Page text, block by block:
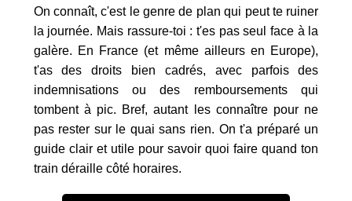
On connaît, c'est le genre de plan qui peut te ruiner
la journée. Mais rassure-toi : t'es pas seul face à la
galère. En France (et même ailleurs en Europe),
t'as des droits bien cadrés, avec parfois des
indemnisations ou des remboursements qui
tombent à pic. Bref, autant les connaître pour ne
pas rester sur le quai sans rien. On t'a préparé un
guide clair et utile pour savoir quoi faire quand ton
train déraille côté horaires.